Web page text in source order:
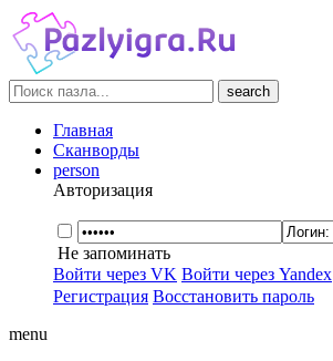
search
Главная
Сканворды
person
Авторизация
Не запоминать
Войти через VK Войти через Yandex
Регистрация Восстановить пароль
menu